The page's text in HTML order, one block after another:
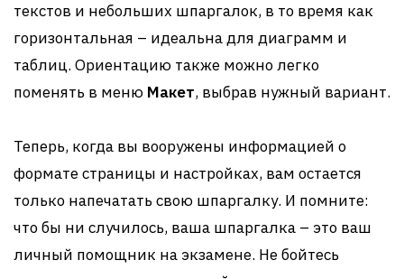
текстов и небольших шпаргалок, в то время как
горизонтальная – идеальна для диаграмм и
таблиц. Ориентацию также можно легко
поменять в меню Макет, выбрав нужный вариант.
Теперь, когда вы вооружены информацией о
формате страницы и настройках, вам остается
только напечатать свою шпаргалку. И помните:
что бы ни случилось, ваша шпаргалка – это ваш
личный помощник на экзамене. Не бойтесь